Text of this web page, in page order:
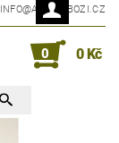
INFO@ARMYZBOZI.CZ
0 0 Kč